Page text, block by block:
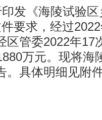
发《海陵试验
要求，经过
管委2022年17
万元。现将海
具体明细见附